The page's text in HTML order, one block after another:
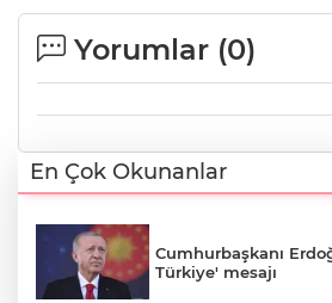
Yorumlar (0)
En Çok Okunanlar
Cumhurbaşkanı
Türkiye' mesajı